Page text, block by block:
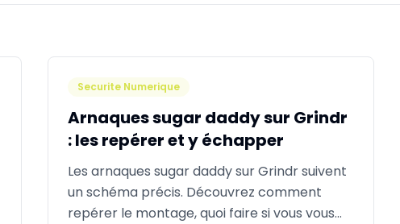
Securite Numerique
Arnaques sugar daddy sur Grindr
: les repérer et y échapper
Les arnaques sugar daddy sur Grindr suivent
un schéma précis. Découvrez comment
repérer le montage, quoi faire si vous vous